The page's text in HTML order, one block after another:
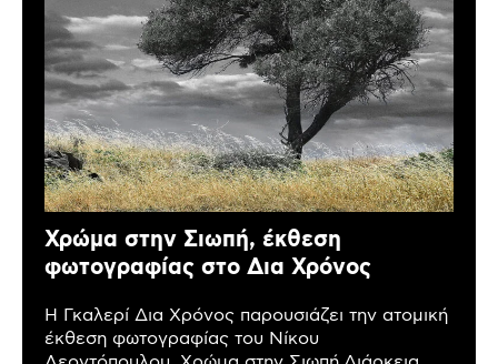
Χρώμα στην Σιωπή, έκθεση
φωτογραφίας στο Δια Χρόνος
Η Γκαλερί Δια Χρόνος παρουσιάζει την ατομική
έκθεση φωτογραφίας του Νίκου